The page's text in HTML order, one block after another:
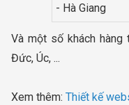
- Hà Giang
Và một số khách hàng
Đức, Úc, ...
Xem thêm: Thiết kế